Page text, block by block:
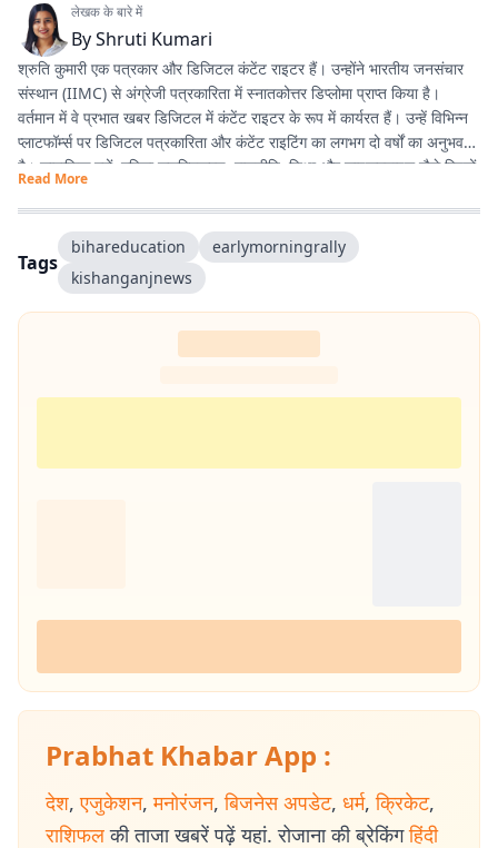
लेखक के बारे में
ByShruti Kumari
श्रुति कुमारी एक पत्रकार और डिजिटल कंटेंट राइटर हैं। उन्होंने भारतीय जनसंचार
संस्थान (IIMC) से अंग्रेजी पत्रकारिता में स्नातकोत्तर डिप्लोमा प्राप्त किया है।
वर्तमान में वे प्रभात खबर डिजिटल में कंटेंट राइटर के रूप में कार्यरत हैं। उन्हें विभिन्न
प्लाटफॉर्म्स पर डिजिटल पत्रकारिता और कंटेंट राइटिंग का लगभग दो वर्षों का अनुभव
है। सामाजिक मुद्दों, महिला सशक्तिकरण, राजनीति, शिक्षा और लाइफस्टाइल जैसे विषयों
पर लिखना उनकी विशेष रुचि का क्षेत्र है। इसके अलावा वे डिजिटल प्लेटफॉर्म के लिए
स्क्रिप्ट राइटिंग करती हैं तथा हिंदी कविता और अंगिका भाषा में लेखन का भी शौक
रखती हैं। प्रकृति से उनका विशेष लगाव है और वे मानती हैं कि संवेदनशील, तथ्यपरक
और जनसरोकार से जुड़ी पत्रकारिता समाज में सकारात्मक बदलाव का माध्यम बन सकती
Read More
Tags
bihareducation
earlymorningrally
kishanganjnews
Prabhat Khabar App :
देश, एजुकेशन, मनोरंजन, बिजनेस अपडेट, धर्म, क्रिकेट,
राशिफल की ताजा खबरें पढ़ें यहां. रोजाना की ब्रेकिंग हिंदी